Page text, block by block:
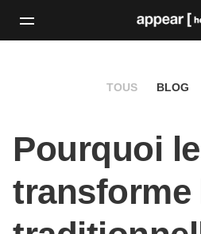
TOUS BLOG
Pourquoi
transforme